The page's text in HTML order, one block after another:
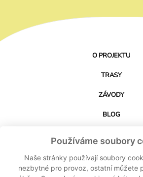
Používáme soubory
Naše stránky používají soubory
nezbytné pro provoz, ostatní můžete
O PROJEKTU
TRASY
ZÁVODY
BLOG
KONTAKT